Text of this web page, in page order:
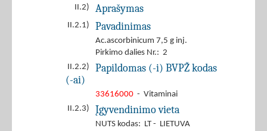
II.2)
Aprašymas
II.2.1) Pavadinimas
Ac.ascorbinicum 7,5 g inj.
Pirkimo dalies Nr.: 2
II.2.2)
Papildomas (-i) BVPŽ kodas
(-ai)
33616000 - Vitaminai
II.2.3)
Įgyvendinimo vieta
NUTS kodas: LT - LIETUVA